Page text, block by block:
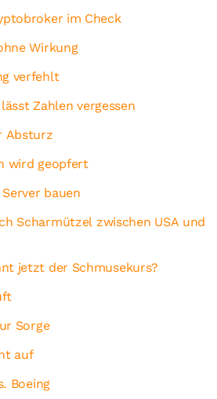
im Check
Wirkung
verfehlt
Zahlen vergessen
Absturz
wird geopfert
bauen
Scharmützel zwischen USA und
jetzt der Schmusekurs?
Sorge
auf
Boeing